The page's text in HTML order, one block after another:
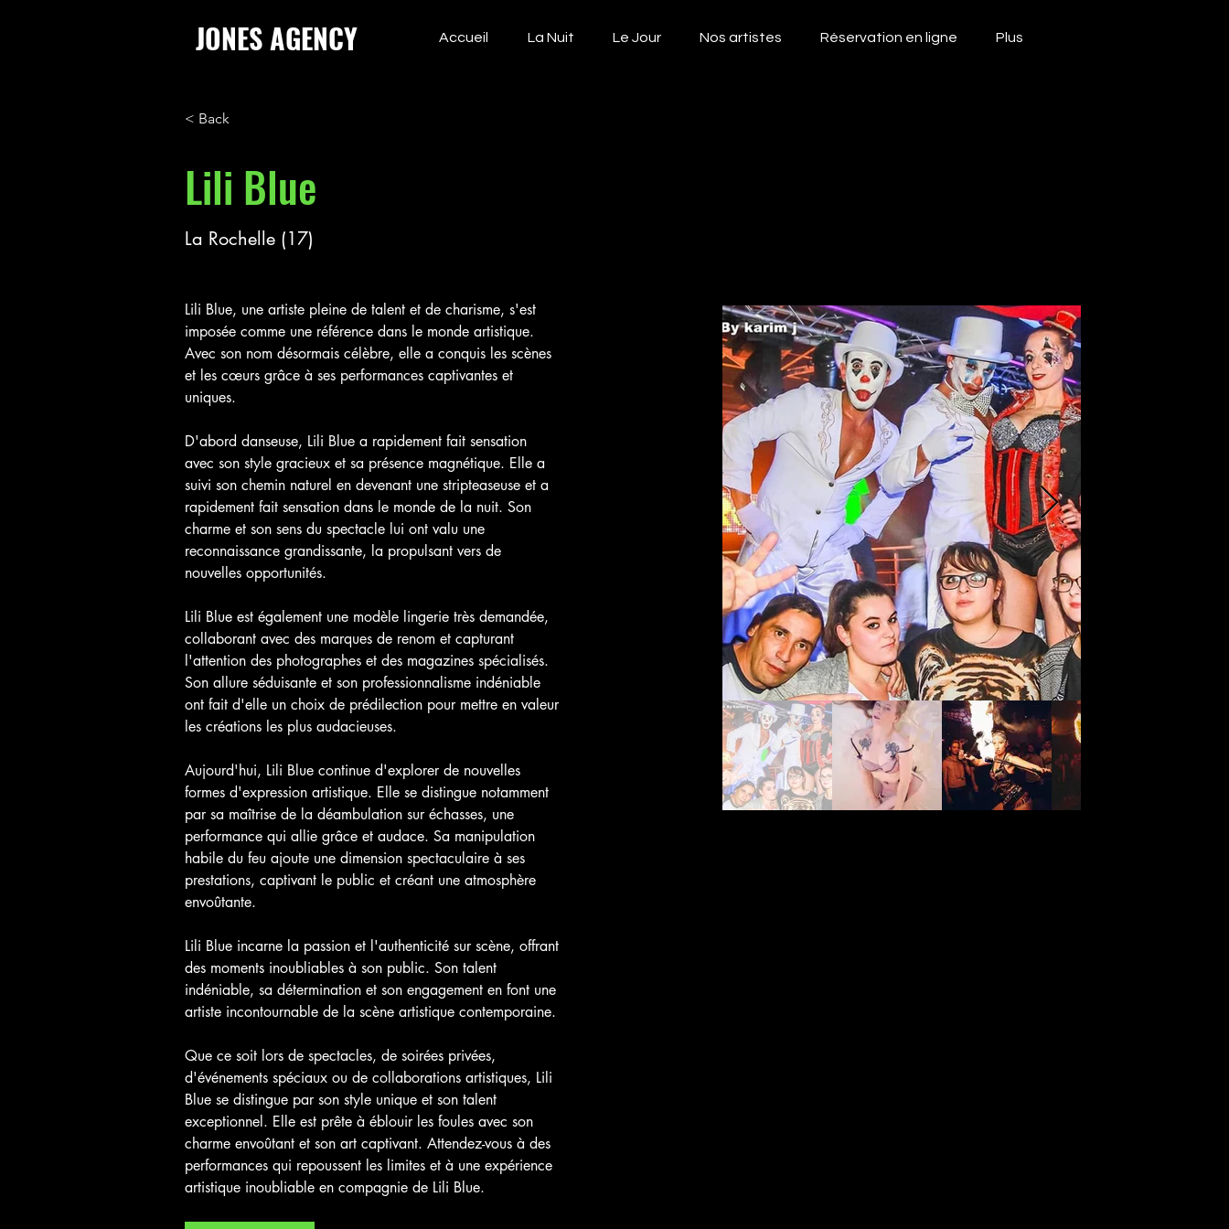
JONES AGENCY Accueil La Nuit Le Jour Nos artistes Réservation en ligne Plus
< Back
Lili Blue
La Rochelle (17)
Lili Blue, une artiste pleine de talent et de charisme, s'est
imposée comme une référence dans le monde artistique.
Avec son nom désormais célèbre, elle a conquis les scènes
et les cœurs grâce à ses performances captivantes et
uniques.
D'abord danseuse, Lili Blue a rapidement fait sensation
avec son style gracieux et sa présence magnétique. Elle a
suivi son chemin naturel en devenant une stripteaseuse et a
rapidement fait sensation dans le monde de la nuit. Son
charme et son sens du spectacle lui ont valu une
reconnaissance grandissante, la propulsant vers de
nouvelles opportunités.
Lili Blue est également une modèle lingerie très demandée,
collaborant avec des marques de renom et capturant
l'attention des photographes et des magazines spécialisés.
Son allure séduisante et son professionnalisme indéniable
ont fait d'elle un choix de prédilection pour mettre en valeur
les créations les plus audacieuses.
Aujourd'hui, Lili Blue continue d'explorer de nouvelles
formes d'expression artistique. Elle se distingue notamment
par sa maîtrise de la déambulation sur échasses, une
performance qui allie grâce et audace. Sa manipulation
habile du feu ajoute une dimension spectaculaire à ses
prestations, captivant le public et créant une atmosphère
envoûtante.
Lili Blue incarne la passion et l'authenticité sur scène, offrant
des moments inoubliables à son public. Son talent
indéniable, sa détermination et son engagement en font une
artiste incontournable de la scène artistique contemporaine.
Que ce soit lors de spectacles, de soirées privées,
d'événements spéciaux ou de collaborations artistiques, Lili
Blue se distingue par son style unique et son talent
exceptionnel. Elle est prête à éblouir les foules avec son
charme envoûtant et son art captivant. Attendez-vous à des
performances qui repoussent les limites et à une expérience
artistique inoubliable en compagnie de Lili Blue.